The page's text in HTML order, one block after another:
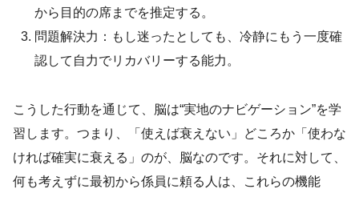
から目的の席までを推定する。
問題解決力：もし迷ったとしても、冷静にもう一度確
認して自力でリカバリーする能力。
こうした行動を通じて、脳は“実地のナビゲーション”を学
習します。つまり、「使えば衰えない」どころか「使わな
ければ確実に衰える」のが、脳なのです。それに対して、
何も考えずに最初から係員に頼る人は、これらの機能